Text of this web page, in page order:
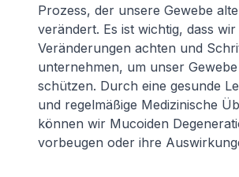
Prozess, der unsere Gewebe
verändert. Es ist wichtig, dass wir
Veränderungen achten und
unternehmen, um unser
schützen. Durch eine gesunde
und regelmäßige Medizinische
können wir Mucoiden
vorbeugen oder ihre